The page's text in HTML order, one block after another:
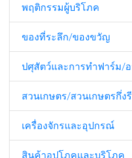
พฤติกรรมผู้บริโภค
ของที่ระลึก/ของขวัญ
ปศุสัตว์และการทำฟาร์ม/
สวนเกษตร/สวนเกษตรกึ่ง
เครื่องจักรและอุปกรณ์
สินค้าอุปโภคและบริโภค